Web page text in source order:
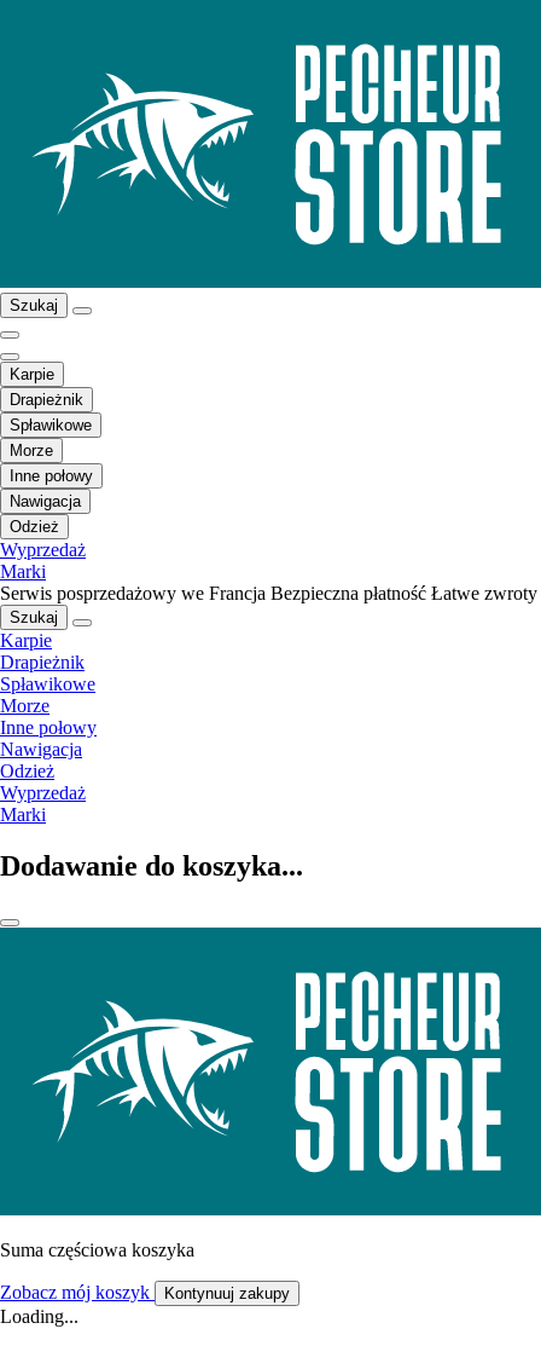
Szukaj
Karpie
Drapieżnik
Spławikowe
Morze
Inne połowy
Nawigacja
Odzież
Wyprzedaż
Marki
Serwis posprzedażowy we Francja Bezpieczna płatność Łatwe zwroty
Szukaj
Karpie
Drapieżnik
Spławikowe
Morze
Inne połowy
Nawigacja
Odzież
Wyprzedaż
Marki
Dodawanie do koszyka...
Suma częściowa koszyka
Zobacz mój koszyk Kontynuuj zakupy
Loading...